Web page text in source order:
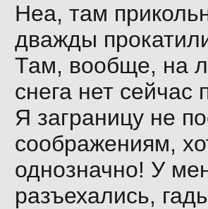
Неа, там
дважды
Там, вообще, на
снега нет сейчас
Я заграницу не
соображениям,
однозначно! У
разъехались,